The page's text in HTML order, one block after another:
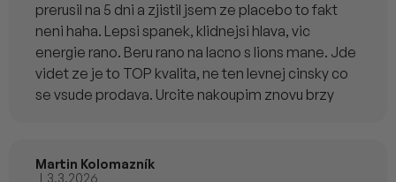
prerusil na 5 dni a zjistil jsem ze placebo to fakt
neni haha. Lepsi spanek, klidnejsi hlava, vic
energie rano. Beru rano na lacno s lions mane. Jde
videt ze je to TOP kvalita, ne ten levnej cinsky co
se vsude prodava. Urcite nakoupim znovu brzy
Martin Kolomazník
| 3.3.2026